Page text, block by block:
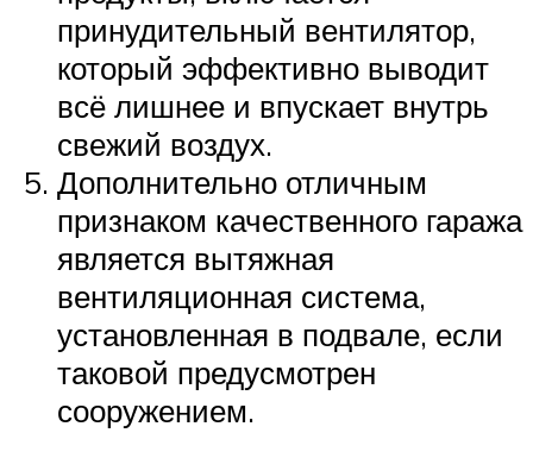
принудительный вентилятор,
который эффективно выводит
всё лишнее и впускает внутрь
свежий воздух.
Дополнительно отличным
признаком качественного гаража
является вытяжная
вентиляционная система,
установленная в подвале, если
таковой предусмотрен
сооружением.